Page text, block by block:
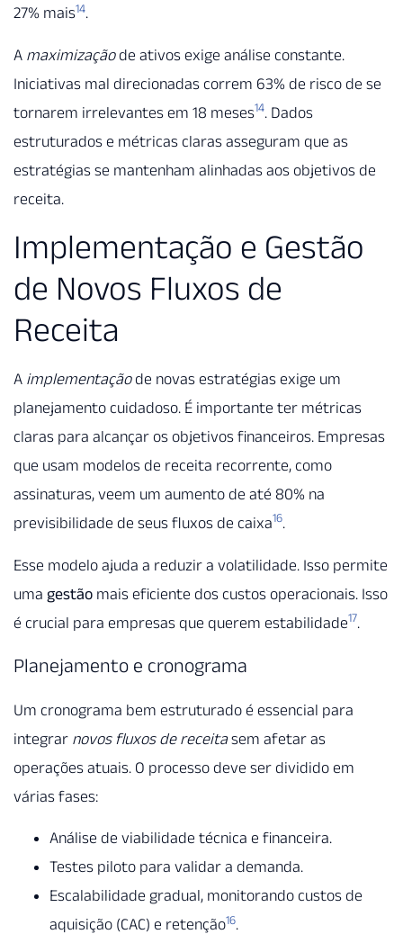
27% mais14.
A maximizaçãode ativos exige análise constante.
Iniciativas mal direcionadas correm 63% de risco de se
tornarem irrelevantes em 18 meses14. Dados
estruturados e métricas claras asseguram que as
estratégias se mantenham alinhadas aos objetivos de
receita.
Implementação e Gestão
de Novos Fluxos de
Receita
A implementaçãode novas estratégias exige um
planejamento cuidadoso. É importante ter métricas
claras para alcançar os objetivos financeiros. Empresas
que usam modelos de receita recorrente, como
assinaturas, veem um aumento de até 80% na
previsibilidade de seus fluxos de caixa16.
Esse modelo ajuda a reduzir a volatilidade. Isso permite
uma gestão mais eficiente dos custos operacionais. Isso
é crucial para empresas que querem estabilidade17.
Planejamento e cronograma
Um cronograma bem estruturado é essencial para
integrar novos fluxos de receitasem afetar as
operações atuais. O processo deve ser dividido em
várias fases:
Análise de viabilidade técnica e financeira.
Testes piloto para validar a demanda.
Escalabilidade gradual, monitorando custos de
aquisição (CAC) e retenção16.